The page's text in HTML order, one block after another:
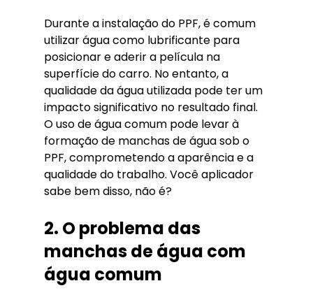
Durante a instalação do PPF, é comum
utilizar água como lubrificante para
posicionar e aderir a película na
superfície do carro. No entanto, a
qualidade da água utilizada pode ter um
impacto significativo no resultado final.
O uso de água comum pode levar à
formação de manchas de água sob o
PPF, comprometendo a aparência e a
qualidade do trabalho. Você aplicador
sabe bem disso, não é?
2. O problema das
manchas de água com
água comum